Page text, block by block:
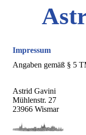
Impressum
Angaben gemäß § 5
Astrid Gavini
Mühlenstr. 27
23966 Wismar